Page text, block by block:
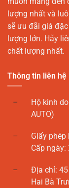
lượng nhất và
sẽ ưu đãi giá
lượng lớn. Hãy
chất lượng nhất.
Thông tin liên hệ
Hộ kinh
AUTO)
Giấy
Cấp
Địa chỉ:
Hai Bà